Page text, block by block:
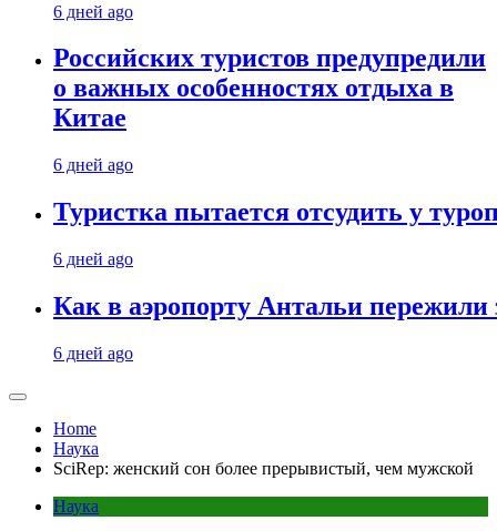
6 дней ago
Российских туристов предупредили
о важных особенностях отдыха в
Китае
6 дней ago
Туристка пытается отсудить у
6 дней ago
Как в аэропорту Антальи
6 дней ago
Home
Наука
SciRep: женский сон более прерывистый, чем мужской
Наука